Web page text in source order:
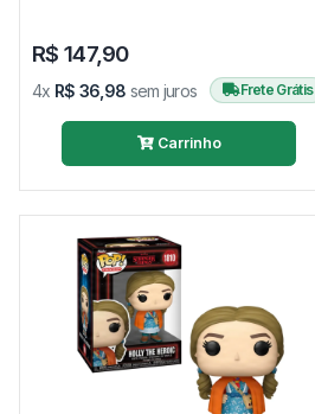
R$ 147,90
4x R$ 36,98 sem juros Frete Grátis
Carrinho